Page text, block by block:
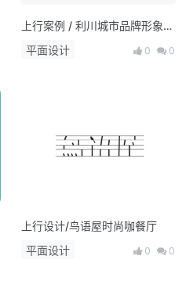
上行案例 / 利川城市品牌形象设
平面设计 0 0
上行设计/鸟语屋时尚咖餐厅
平面设计
0 0